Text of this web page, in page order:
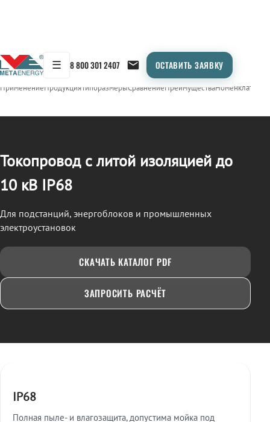
☰ 8 800 301 2407 ОСТАВИТЬ ЗАЯВКУ
← Продукция/ТОКОПРОВОД
ПрименениеПродукцияТипоразмерыСравнениеПреимуществаНоменклатура
Токопровод с литой изоляцией до
10 кВ IP68
Для подстанций, энергоблоков и промышленных
электроустановок
СКАЧАТЬ КАТАЛОГ PDF
ЗАПРОСИТЬ РАСЧЁТ
IP68
Полная пыле- и влагозащита, допустима мойка под